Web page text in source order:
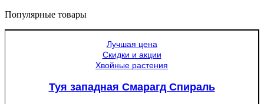
Популярные товары
Лучшая цена
Скидки и акции
Хвойные растения
Туя западная Смарагд Спираль